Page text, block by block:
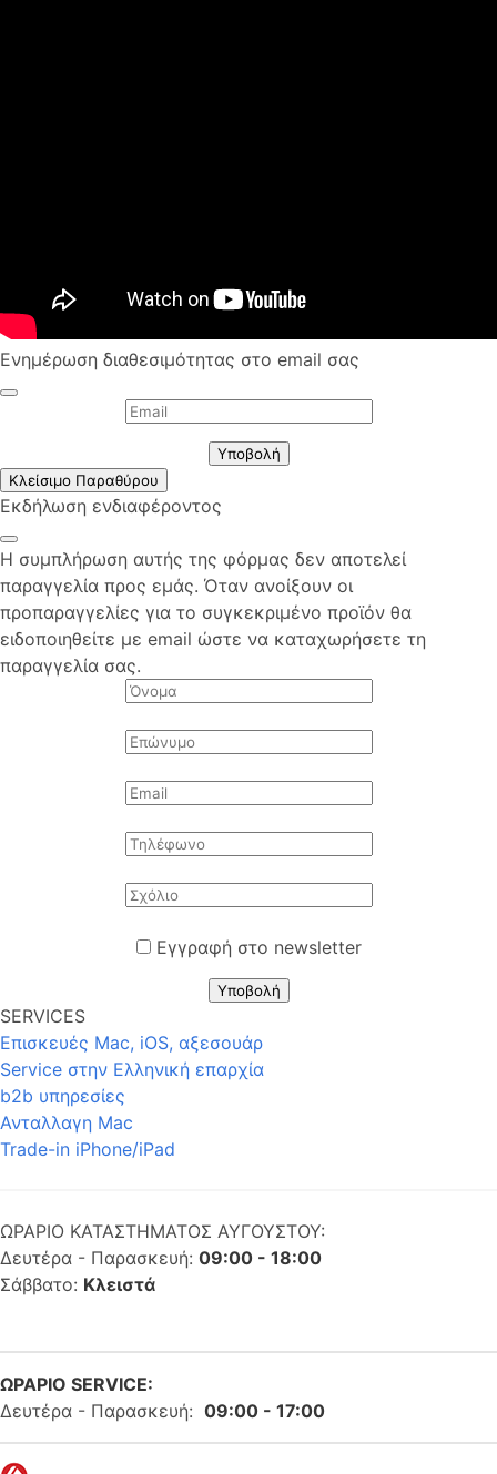
Ενημέρωση διαθεσιμότητας στο email σας
Υποβολή
Κλείσιμο Παραθύρου
Εκδήλωση ενδιαφέροντος
Η συμπλήρωση αυτής της φόρμας δεν αποτελεί
παραγγελία προς εμάς. Όταν ανοίξουν οι
προπαραγγελίες για το συγκεκριμένο προϊόν θα
ειδοποιηθείτε με email ώστε να καταχωρήσετε τη
παραγγελία σας.
Εγγραφή στο newsletter
Υποβολή
SERVICES
Επισκευές Mac, iOS, αξεσουάρ
Service στην Eλληνική επαρχία
b2b υπηρεσίες
Ανταλλαγη Mac
Trade-in iPhone/iPad
ΩΡΑΡΙΟ ΚΑΤΑΣΤΗΜΑΤΟΣ ΑΥΓΟΥΣΤΟΥ:
Δευτέρα - Παρασκευή: 09:00 - 18:00
Σάββατο: Κλειστά
ΩΡΑΡΙΟ SERVICE:
Δευτέρα - Παρασκευή: 09:00 - 17:00